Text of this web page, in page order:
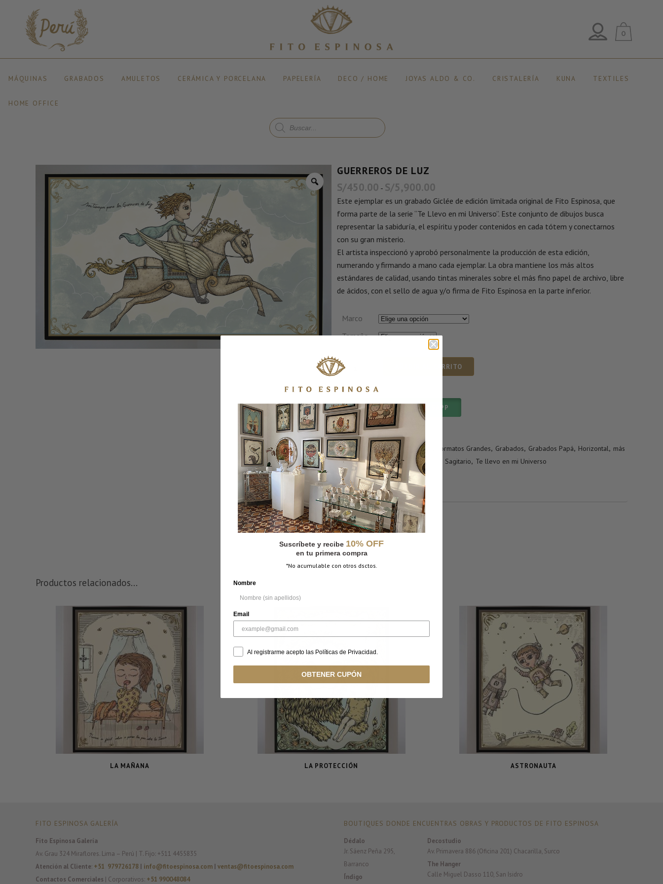
0
MÁQUINAS GRABADOS AMULETOS CERÁMICA Y PORCELANA PAPELERÍA DECO / HOME JOYAS ALDO & CO. CRISTALERÍA KUNA TEXTILES
HOME OFFICE
GUERREROS DE LUZ
S/450.00 - S/5,900.00
Este ejemplar es un grabado Giclée de edición limitada original de Fito Espinosa, que
forma parte de la serie “Te Llevo en mi Universo”. Este conjunto de dibujos busca
representar la sabiduría, el espíritu y poder contenidos en cada tótem y conectarnos
con su gran misterio.
El artista inspeccionó y aprobó personalmente la producción de esta edición,
numerando y firmando a mano cada ejemplar. La obra mantiene los más altos
estándares de calidad, usando tintas minerales sobre el más fino papel de archivo, libre
de ácidos, con el sello de agua y/o firma de Fito Espinosa en la parte inferior.
Marco
Tamaño
AÑADIR AL CARRITO
CONSULTA POR WHATSAPP
SKU:GUERREROSDELUZI
CATEGORÍAS:caballo de fuego Formatos Grandes, Grabados, Grabados Papá, Horizontal, más
vendidos,Nuevos Grabados, Sagitario, Te llevo en mi Universo
MÁS INFORMACIÓN
DIMENSIONES N/D
Productos relacionados...
LA MAÑANA LA PROTECCIÓN ASTRONAUTA
FITO ESPINOSA GALERÍA
Fito Espinosa Galería
Av. Grau 324 Miraflores. Lima – Perú | T. Fijo: +511 4455835
Atención al Cliente: +51 979726178 | info@fitoespinosa.com | ventas@fitoespinosa.com
Contactos Comerciales | Corporativos: +51 990048084
BOUTIQUES DONDE ENCUENTRAS OBRAS Y PRODUCTOS DE FITO ESPINOSA
Dédalo
Jr. Sáenz Peña 295,
Barranco
Índigo
Decostudio
Av. Primavera 886 (Oficina 201) Chacarilla, Surco
The Hanger
Calle Miguel Dasso 110, San Isidro
Suscríbete y recibe 10% OFF
en tu primera compra
*No acumulable con otros dsctos.
Nombre
Email
Al registrarme acepto las Políticas de Privacidad.
OBTENER CUPÓN